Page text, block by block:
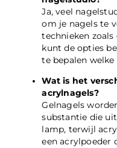
Ja, veel
om je nagels te
technieken zoals
kunt de opties
te bepalen
Wat is het
acrylnagels?
Gelnagels
substantie die
lamp, terwijl
een acrylpoeder